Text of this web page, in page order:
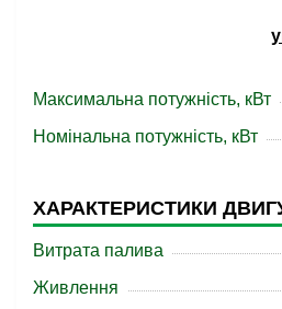
Максимальна потужність, кВт
Номінальна потужність, кВт
ХАРАКТЕРИСТИКИ
Витрата палива
Живлення